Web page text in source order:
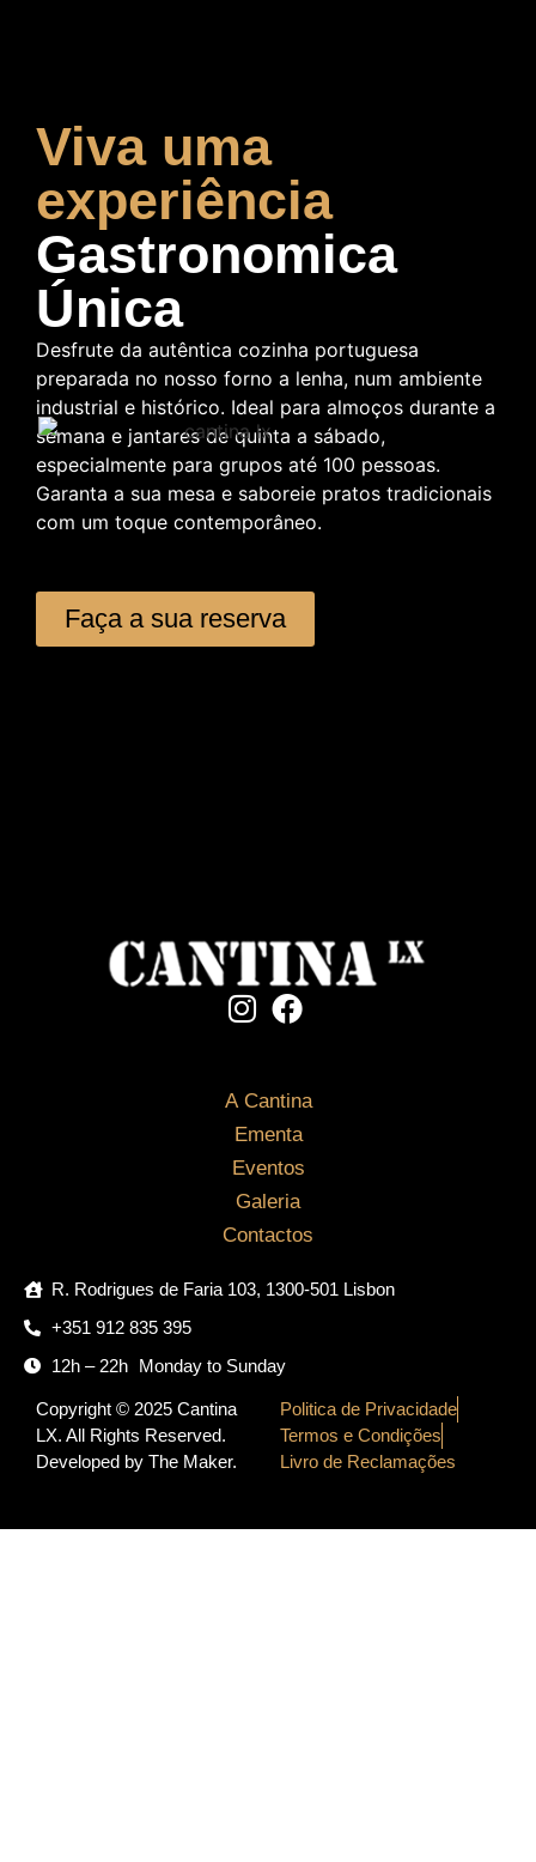
Viva uma
experiência
Gastronomica
Única
Desfrute da autêntica cozinha portuguesa
preparada no nosso forno a lenha, num ambiente
industrial e histórico. Ideal para almoços durante a
semana e jantares de quinta a sábado,
especialmente para grupos até 100 pessoas.
Garanta a sua mesa e saboreie pratos tradicionais
com um toque contemporâneo.
Faça a sua reserva
A Cantina
Ementa
Eventos
Galeria
Contactos
R. Rodrigues de Faria 103, 1300-501 Lisbon
+351 912 835 395
12h – 22h Monday to Sunday
Copyright © 2025 Cantina
LX. All Rights Reserved.
Developed by The Maker.
Politica de Privacidade
Termos e Condições
Livro de Reclamações